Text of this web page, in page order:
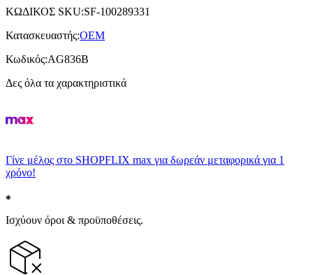
ΚΩΔΙΚΟΣ SKU:SF-100289331
Κατασκευαστής:OEM
Κωδικός:AG836B
Δες όλα τα χαρακτηριστικά
Γίνε μέλος στο SHOPFLIX max για δωρεάν μεταφορικά για 1
χρόνο!
Ισχύουν όροι & προϋποθέσεις.